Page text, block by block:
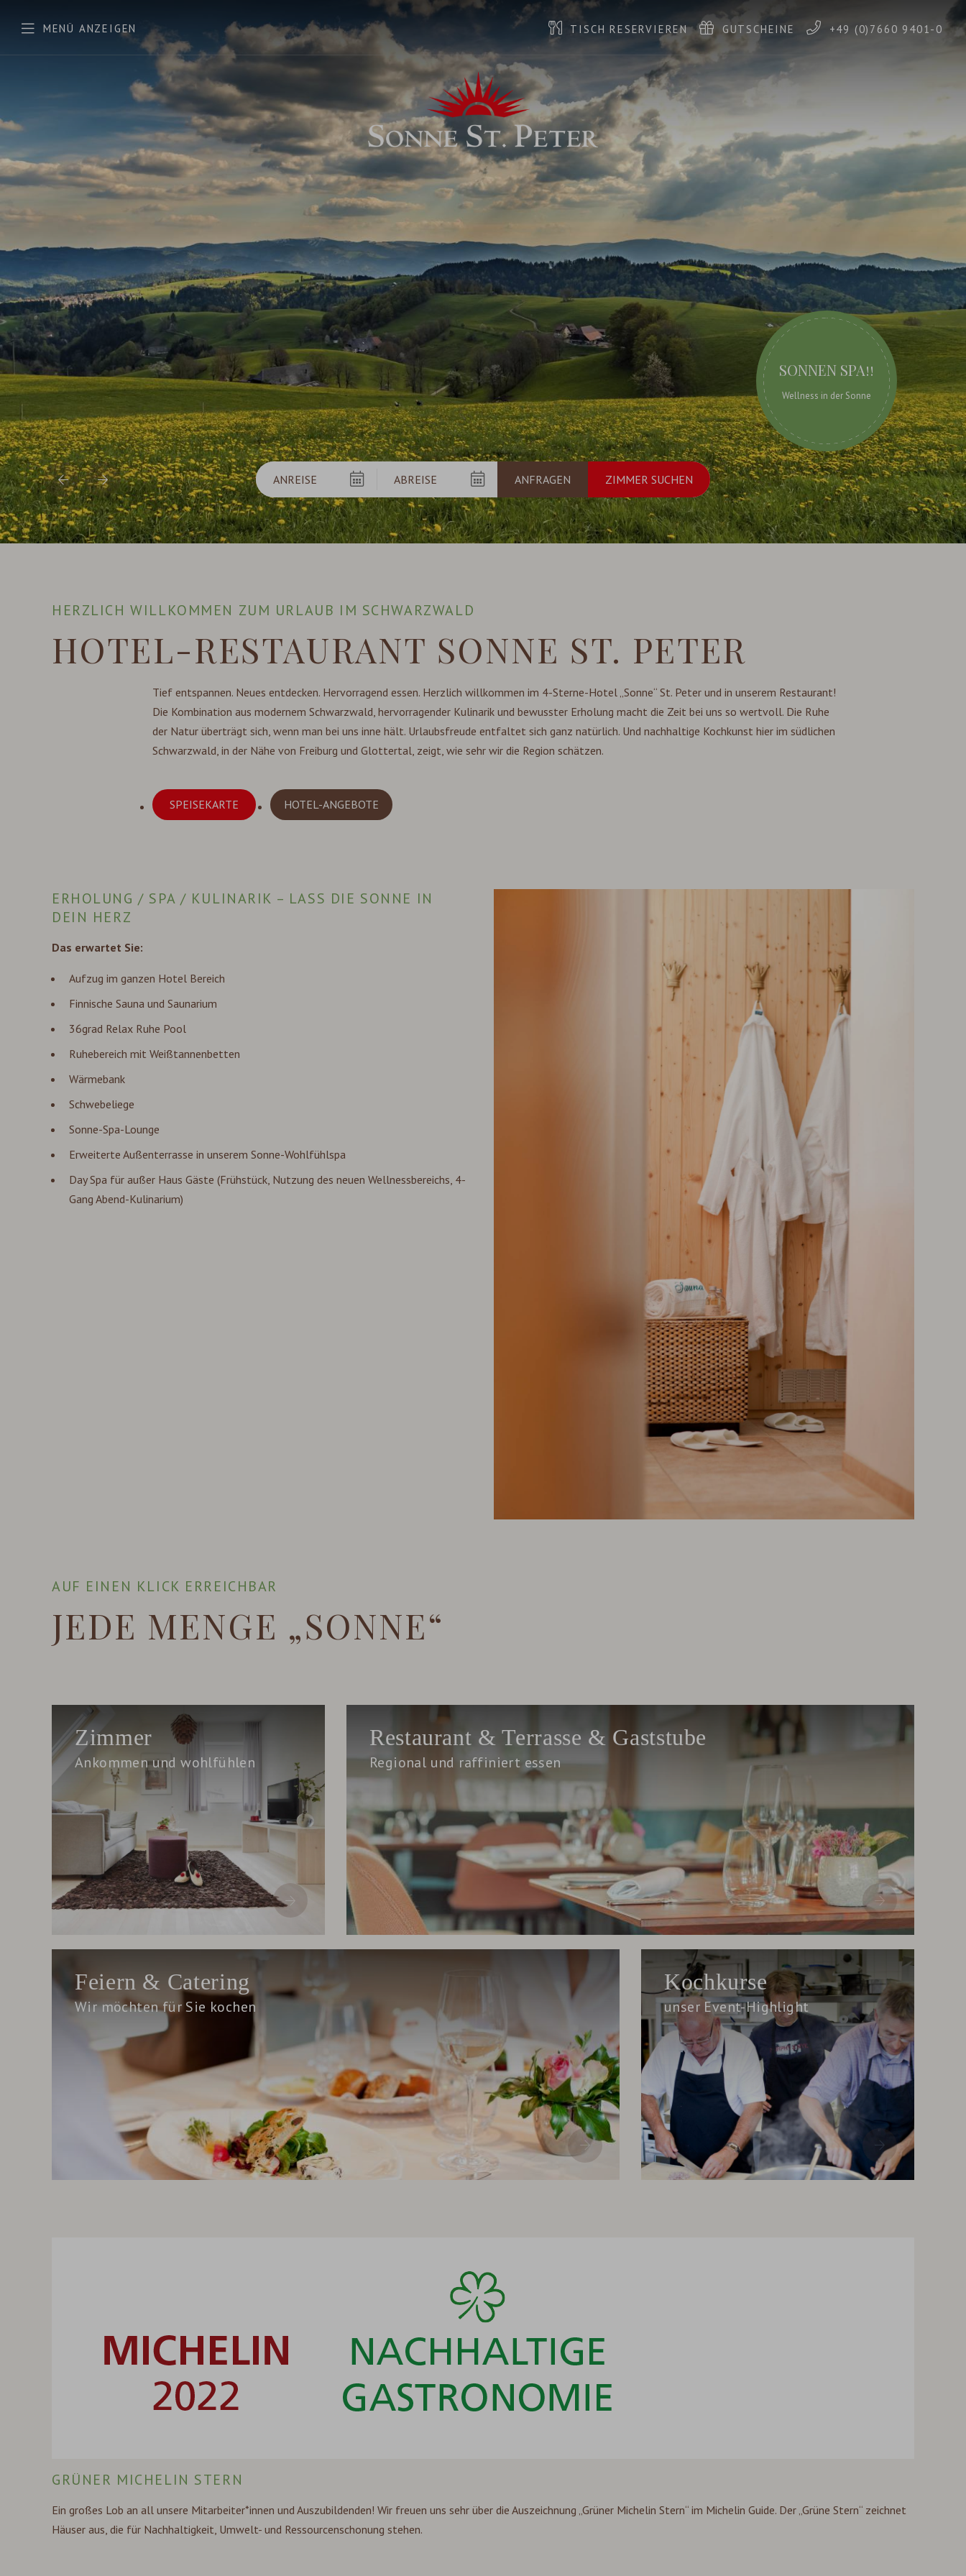
MENÜ ANZEIGEN TISCH RESERVIEREN GUTSCHEINE +49 (0)7660 9401-0
SONNEN SPA!!
Wellness in der Sonne
HERZLICH WILLKOMMEN ZUM URLAUB IM SCHWARZWALD
HOTEL-RESTAURANT SONNE ST. PETER
Tief entspannen. Neues entdecken. Hervorragend essen. Herzlich willkommen im 4-Sterne-Hotel „Sonne“ St. Peter und in unserem Restaurant!
Die Kombination aus modernem Schwarzwald, hervorragender Kulinarik und bewusster Erholung macht die Zeit bei uns so wertvoll. Die Ruhe
der Natur überträgt sich, wenn man bei uns inne hält. Urlaubsfreude entfaltet sich ganz natürlich. Und nachhaltige Kochkunst hier im südlichen
Schwarzwald, in der Nähe von Freiburg und Glottertal, zeigt, wie sehr wir die Region schätzen.
SPEISEKARTE HOTEL-ANGEBOTE
ERHOLUNG / SPA / KULINARIK – LASS DIE SONNE IN
DEIN HERZ
Das erwartet Sie:
Aufzug im ganzen Hotel Bereich
Finnische Sauna und Saunarium
36grad Relax Ruhe Pool
Ruhebereich mit Weißtannenbetten
Wärmebank
Schwebeliege
Sonne-Spa-Lounge
Erweiterte Außenterrasse in unserem Sonne-Wohlfühlspa
Day Spa für außer Haus Gäste (Frühstück, Nutzung des neuen Wellnessbereichs, 4-
Gang Abend-Kulinarium)
AUF EINEN KLICK ERREICHBAR
JEDE MENGE „SONNE“
Zimmer
Ankommen und wohlfühlen
Restaurant & Terrasse & Gaststube
Regional und raffiniert essen
Feiern & Catering
Wir möchten für Sie kochen
Kochkurse
unser Event-Highlight
GRÜNER MICHELIN STERN
Ein großes Lob an all unsere Mitarbeiter*innen und Auszubildenden! Wir freuen uns sehr über die Auszeichnung „Grüner Michelin Stern“ im Michelin Guide. Der „Grüne Stern“ zeichnet
Häuser aus, die für Nachhaltigkeit, Umwelt- und Ressourcenschonung stehen.